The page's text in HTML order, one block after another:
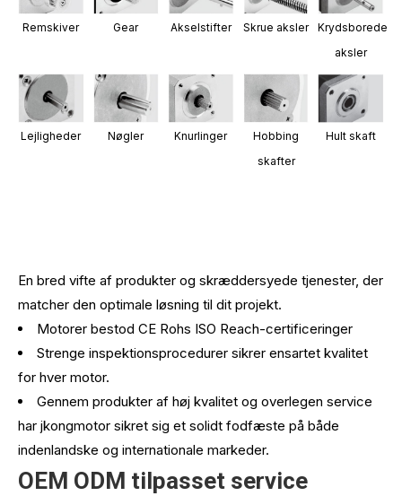
Remskiver Gear Akselstifter Skrue aksler
Krydsborede
aksler
Lejligheder Nøgler Knurlinger
Hobbing
skafter
Hult skaft
En bred vifte af produkter og skræddersyede tjenester, der
matcher den optimale løsning til dit projekt.
Motorer bestod CE Rohs ISO Reach-certificeringer
Strenge inspektionsprocedurer sikrer ensartet kvalitet
for hver motor.
Gennem produkter af høj kvalitet og overlegen service
har jkongmotor sikret sig et solidt fodfæste på både
indenlandske og internationale markeder.
OEM ODM tilpasset service